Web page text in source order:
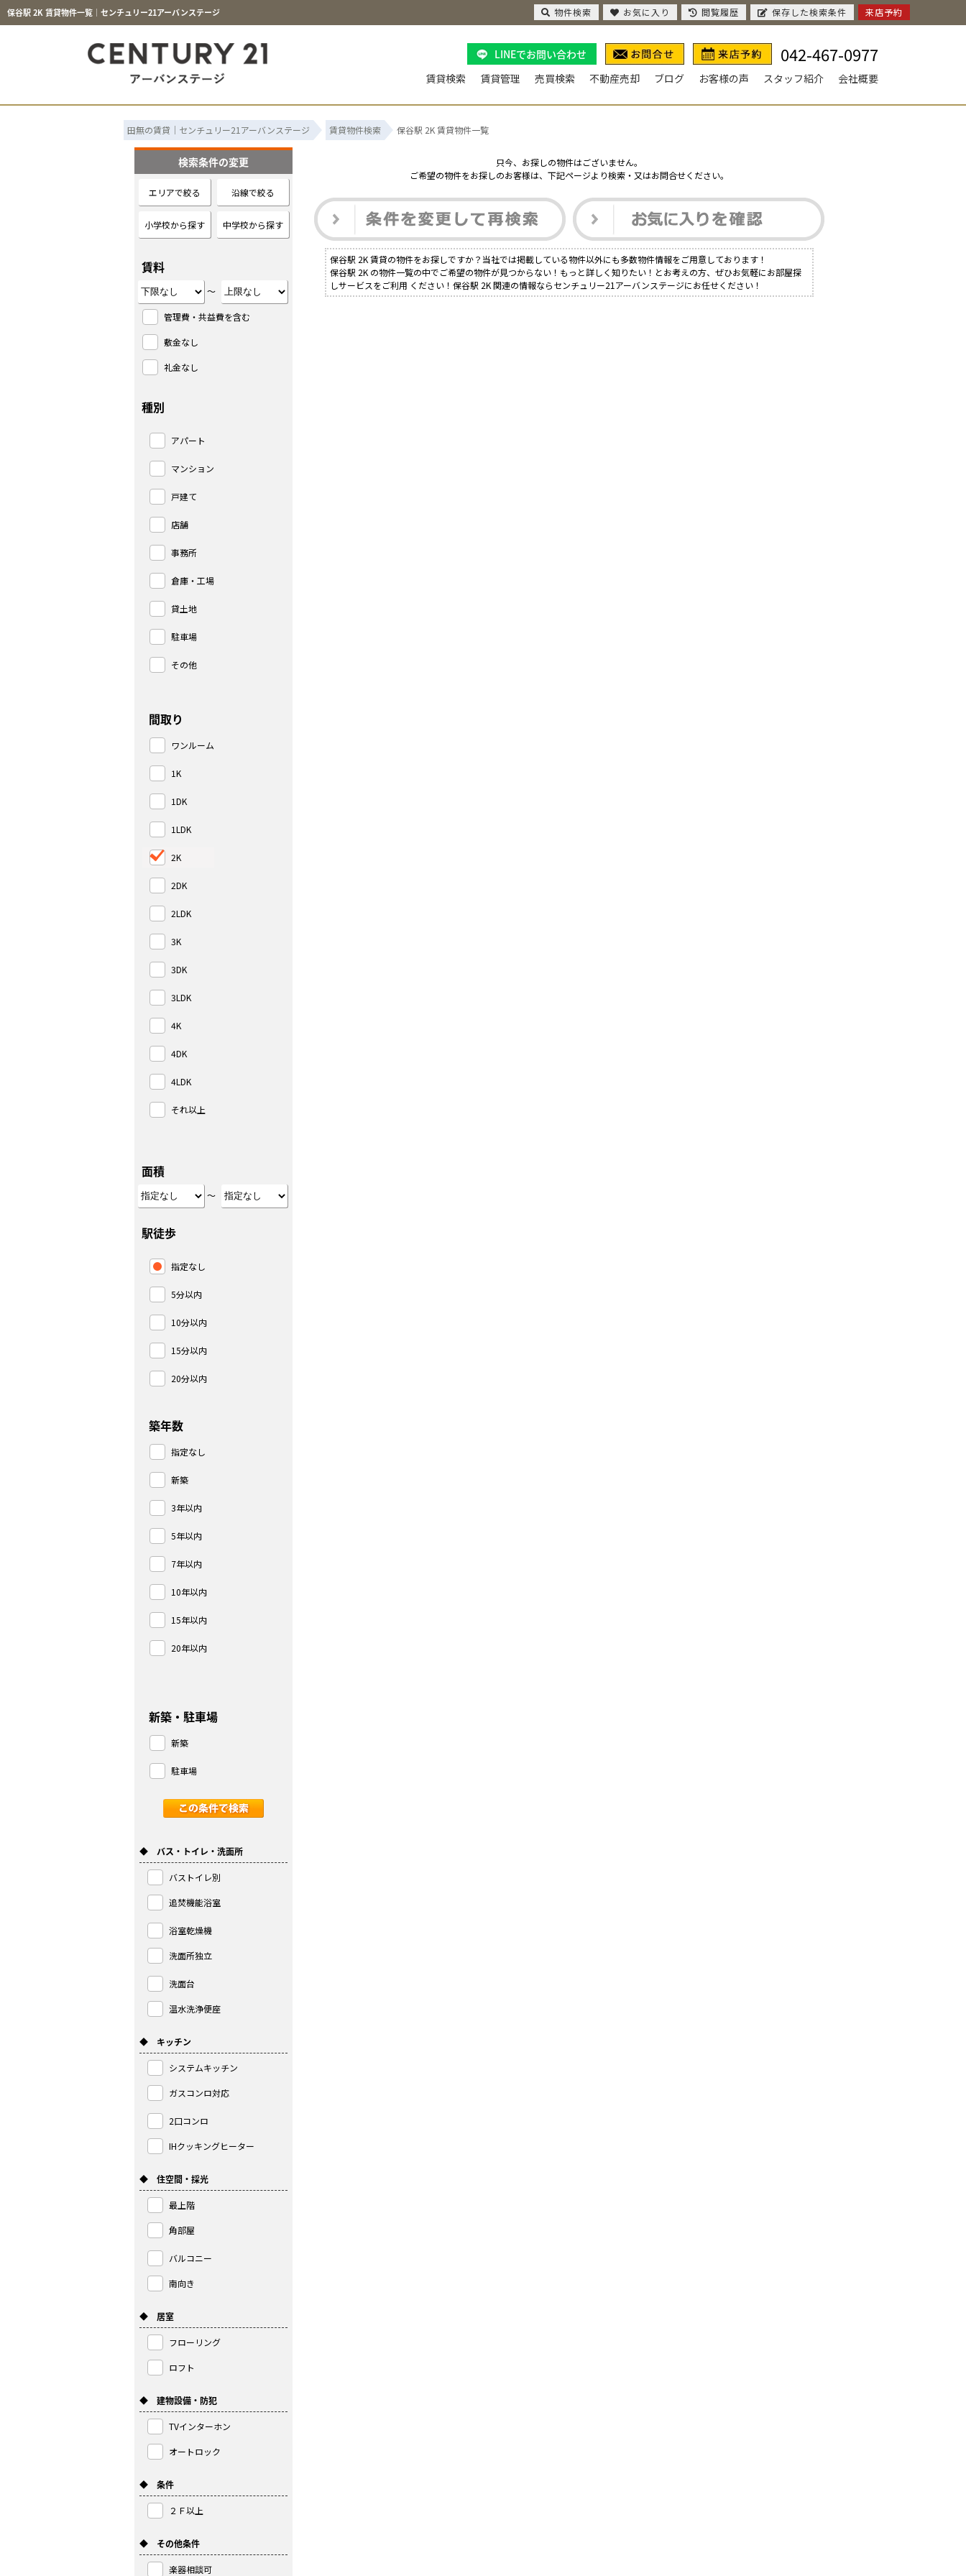
保谷駅 2K 賃貸物件一覧｜センチュリー21アーバンステージ
LINEでお問い合わせ 042-467-0977
賃貸検索 賃貸管理 売買検索 不動産売却 ブログ お客様の声 スタッフ紹介 会社概要
田無の賃貸｜センチュリー21アーバンステージ 賃貸物件検索 保谷駅 2K 賃貸物件一覧
只今、お探しの物件はございません。
ご希望の物件をお探しのお客様は、下記ページより検索・又はお問合せください。
保谷駅 2K 賃貸の物件をお探しですか？当社では掲載している物件以外にも多数物件情報をご用意しております！
保谷駅 2K の物件一覧の中でご希望の物件が見つからない！もっと詳しく知りたい！とお考えの方、ぜひお気軽にお部屋探
しサービスをご利用 ください！保谷駅 2K 関連の情報ならセンチュリー21アーバンステージにお任せください！
検索条件の変更
エリアで絞る 沿線で絞る
小学校から探す 中学校から探す
賃料
～
管理費・共益費を含む
敷金なし
礼金なし
種別
アパート
マンション
戸建て
店舗
事務所
倉庫・工場
貸土地
駐車場
その他
間取り
ワンルーム
1K
1DK
1LDK
2K
2DK
2LDK
3K
3DK
3LDK
4K
4DK
4LDK
それ以上
面積
～
駅徒歩
指定なし
5分以内
10分以内
15分以内
20分以内
築年数
指定なし
新築
3年以内
5年以内
7年以内
10年以内
15年以内
20年以内
新築・駐車場
新築
駐車場
◆ バス・トイレ・洗面所
バストイレ別
追焚機能浴室
浴室乾燥機
洗面所独立
洗面台
温水洗浄便座
◆ キッチン
システムキッチン
ガスコンロ対応
2口コンロ
IHクッキングヒーター
◆ 住空間・採光
最上階
角部屋
バルコニー
南向き
◆ 居室
フローリング
ロフト
◆ 建物設備・防犯
TVインターホン
オートロック
◆ 条件
２Ｆ以上
◆ その他条件
楽器相談可
物件検索 お気に入り 閲覧履歴 保存した検索条件 来店予約